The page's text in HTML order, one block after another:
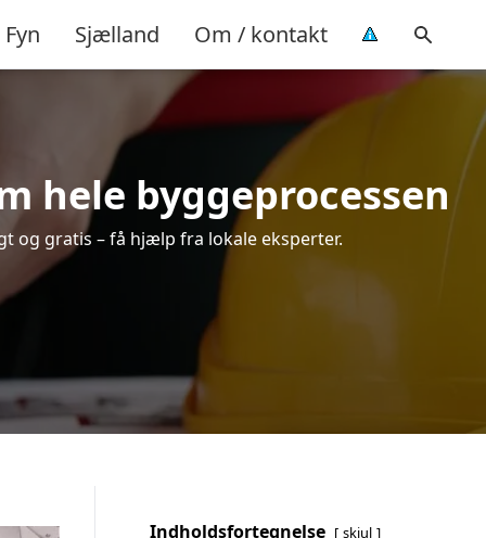
Fyn Sjælland Om / kontakt
hele byggeprocessen
og gratis – få hjælp fra lokale eksperter.
Indholdsfortegnelse skjul